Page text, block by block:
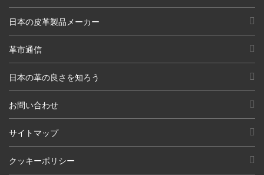
日本の皮革製品メーカー
革市通信
日本の革の良さを知ろう
お問い合わせ
サイトマップ
クッキーポリシー